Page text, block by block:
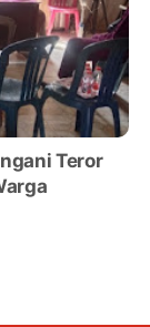
Teror